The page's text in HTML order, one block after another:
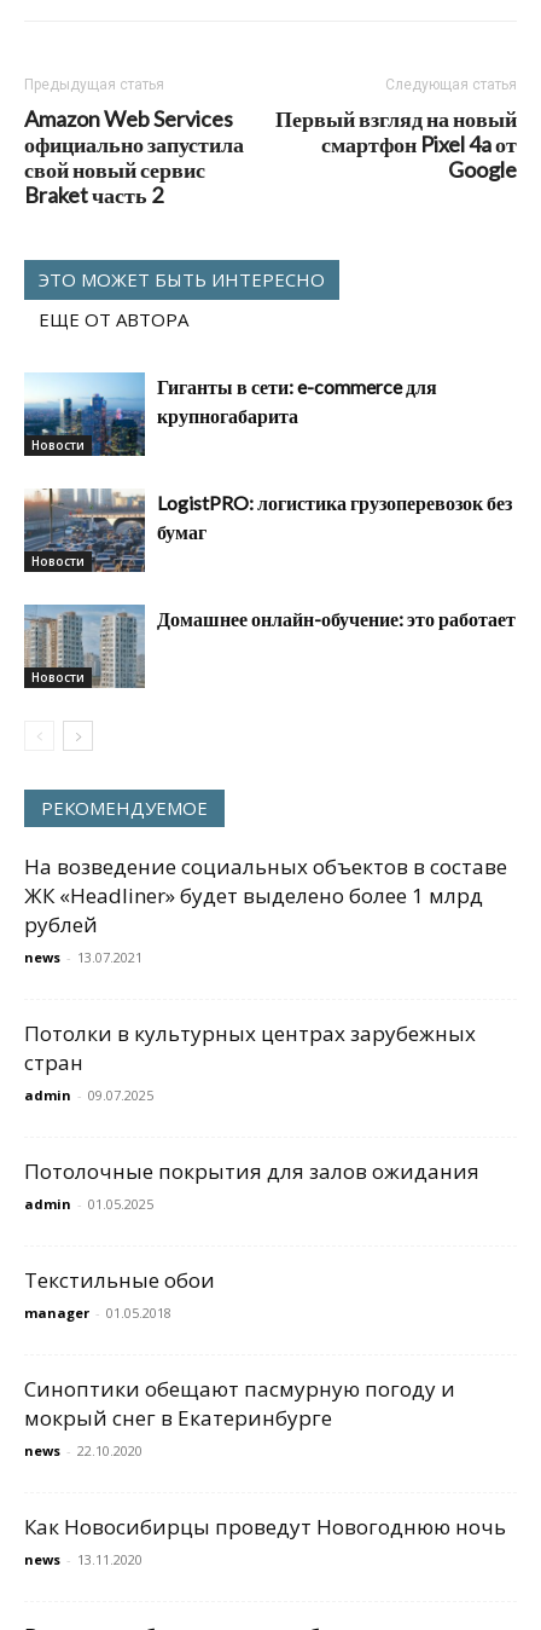
Предыдущая статья
Amazon Web Services
официально запустила
свой новый сервис
Braket часть 2
Следующая статья
Первый взгляд на новый
смартфон Pixel 4a от
Google
ЭТО МОЖЕТ БЫТЬ ИНТЕРЕСНО
ЕЩЕ ОТ АВТОРА
Новости
Гиганты в сети: e-commerce для
крупногабарита
Новости
LogistPRO: логистика грузоперевозок без
бумаг
Новости
Домашнее онлайн-обучение: это работает
РЕКОМЕНДУЕМОЕ
На возведение социальных объектов в составе
ЖК «Headliner» будет выделено более 1 млрд
рублей
news - 13.07.2021
Потолки в культурных центрах зарубежных
стран
admin - 09.07.2025
Потолочные покрытия для залов ожидания
admin - 01.05.2025
Текстильные обои
manager - 01.05.2018
Синоптики обещают пасмурную погоду и
мокрый снег в Екатеринбурге
news - 22.10.2020
Как Новосибирцы проведут Новогоднюю ночь
news - 13.11.2020